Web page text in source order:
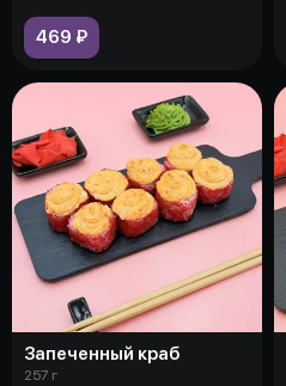
469 ₽
Запеченный краб
257 г